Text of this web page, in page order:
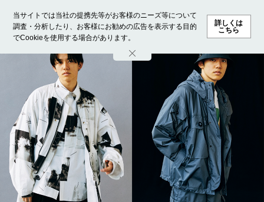
当サイトでは当社の提携先等がお客様のニーズ等について
調査・分析したり、お客様にお勧めの広告を表示する目的
でCookieを使用する場合があります。
詳しくは
こちら
ホーム モデル募集 ランキング ファッション ビューテ